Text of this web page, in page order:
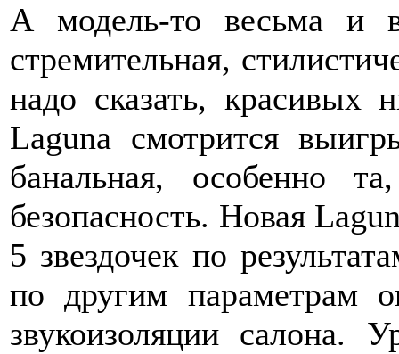
А модель-то весьма и
стремительная,
надо сказать,
Laguna смотрится
банальная, особенно
безопасность. Новая
5 звездочек по
по другим параметрам
звукоизоляции салона.